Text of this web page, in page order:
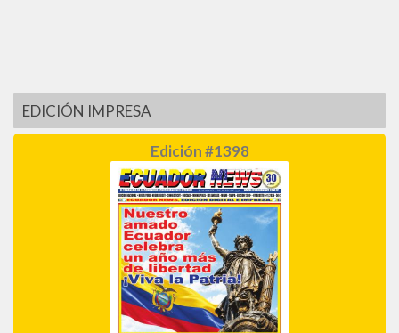
EDICIÓN IMPRESA
Edición #1398